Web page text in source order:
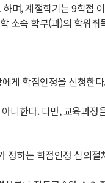
며, 계절학기는 9학점
속 학부(과)의 학위
학점인정을 신청한
한다. 다만, 교육과
하는 학점인정 심의절